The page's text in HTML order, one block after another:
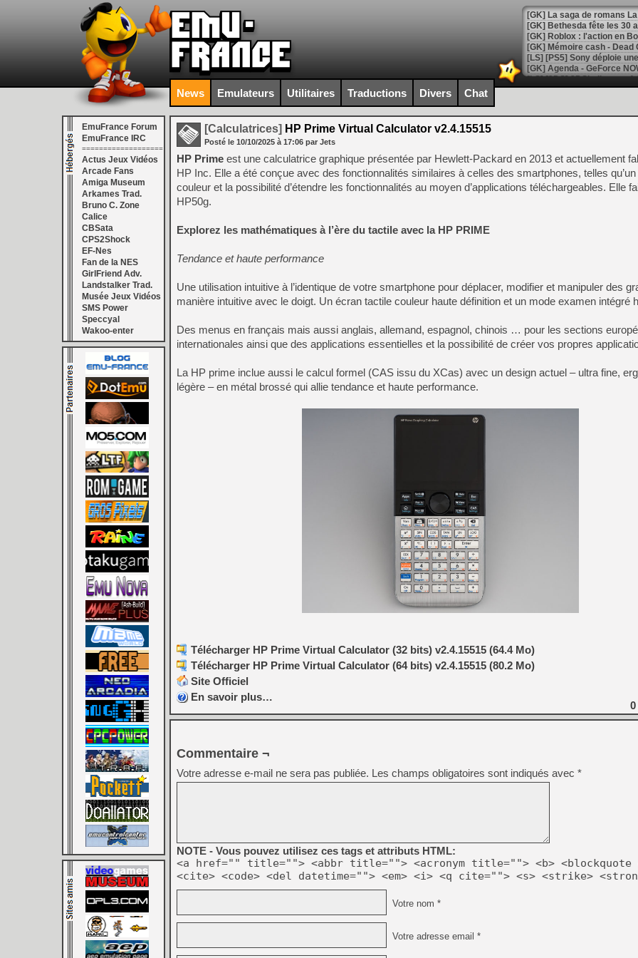
[GK] Bethesda fête les 30
[GK] Roblox : l'action en
[GK] Agenda - GeForce
[GK] Devolver Digital en a
[LS] [PS5] ps5-y2jb-
[GK] Pourquoi Marvel
[GK] Test : Restory : Chill
[GK] GTA 6 : Rockstar
[GK] Hot Wheels Infinite
[GK] Mémoire cash -
[GK] Résultats Nintendo :
[GK] Déjà des
[GK] Minecraft et ses «
[GK] Beast of
[GK] Ubisoft : fin de partie
[GK] Mémoire cash -
[GK] Dan Houser (GTA)
[GK] Comment EA Sports
[GK] Crimson Moon : un
[GK] Isle of Reveries : le
[GK] Moonlighter 2 : The
[GK] Capcom relance
[GK] Le beat'em up The
[GK] Endless Legend 2 :
[LS] [PS5] Le WebKit
[GK] Oubliez Crazy Taxi,
[LS] [Switch] NSZ 5.0.0
News Emulateurs Utilitaires Traductions Divers Chat
EmuFrance Forum
EmuFrance IRC
===================
Actus Jeux Vidéos
Arcade Fans
Amiga Museum
Arkames Trad.
Bruno C. Zone
Calice
CBSata
CPS2Shock
EF-Nes
Fan de la NES
GirlFriend Adv.
Landstalker Trad.
Musée Jeux Vidéos
SMS Power
Speccyal
Wakoo-enter
[Calculatrices] HP Prime Virtual Calculator v2.4.15515
Posté le 10/10/2025 à 17:06 par Jets
HP Prime est une calculatrice graphique présentée par Hewlett-Packard en 2013 et actuellement
HP Inc. Elle a été conçue avec des fonctionnalités similaires à celles des smartphones, telles
couleur et la possibilité d’étendre les fonctionnalités au moyen d’applications téléchargeables. Elle
HP50g.
Explorez les mathématiques à l’ère du tactile avec la HP PRIME
Tendance et haute performance
Une utilisation intuitive à l’identique de votre smartphone pour déplacer, modifier et manipuler des
manière intuitive avec le doigt. Un écran tactile couleur haute définition et un mode examen intégré
Des menus en français mais aussi anglais, allemand, espagnol, chinois … pour les sections
internationales ainsi que des applications essentielles et la possibilité de créer vos propres
La HP prime inclue aussi le calcul formel (CAS issu du XCas) avec un design actuel – ultra fine,
légère – en métal brossé qui allie tendance et haute performance.
Télécharger HP Prime Virtual Calculator (32 bits) v2.4.15515 (64.4 Mo)
Télécharger HP Prime Virtual Calculator (64 bits) v2.4.15515 (80.2 Mo)
Site Officiel
En savoir plus…
0
Commentaire ¬
Votre adresse e-mail ne sera pas publiée. Les champs obligatoires sont indiqués avec *
NOTE - Vous pouvez utilisez ces tags et attributs HTML:
<a href="" title=""> <abbr title=""> <acronym title=""> <b> <blockquote
<cite> <code> <del datetime=""> <em> <i> <q cite=""> <s> <strike>
Votre nom *
Votre adresse email *